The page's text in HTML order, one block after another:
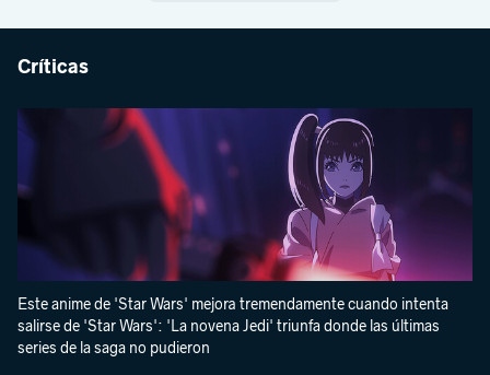
Críticas
Este anime de 'Star Wars' mejora tremendamente cuando intenta
salirse de 'Star Wars': 'La novena Jedi' triunfa donde las últimas
series de la saga no pudieron